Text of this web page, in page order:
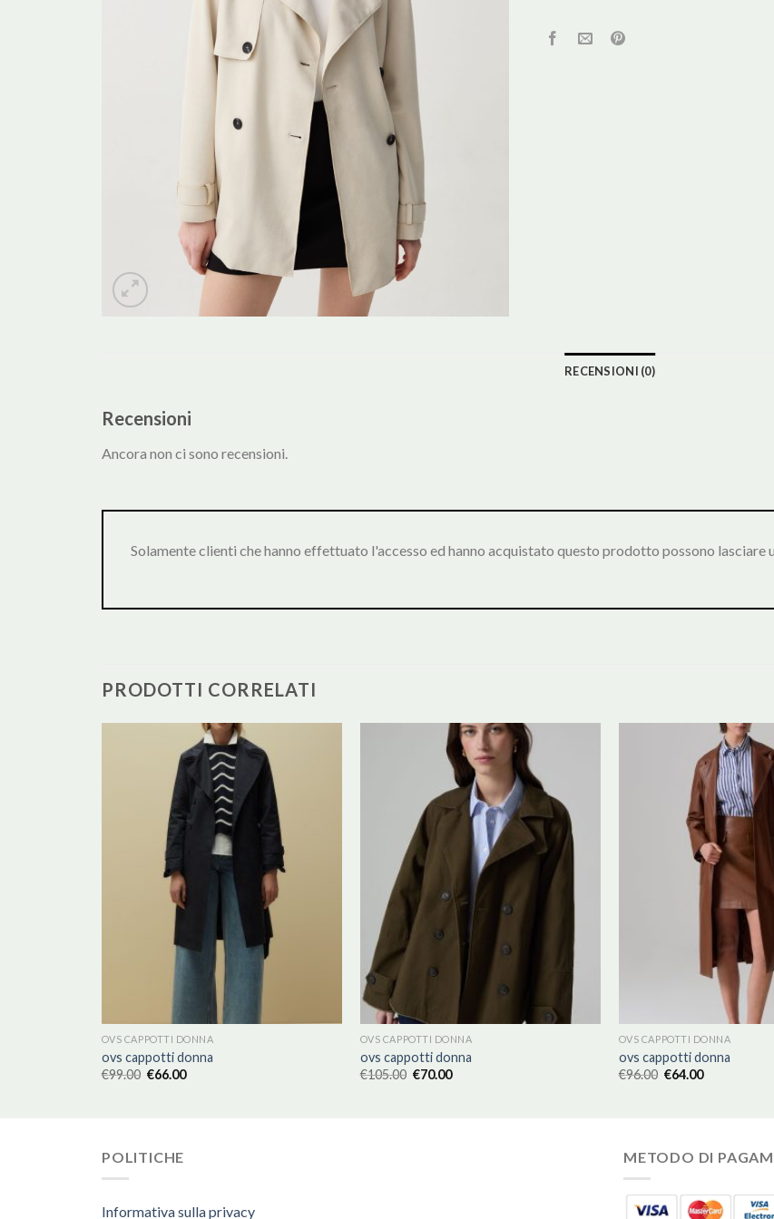
RECENSIONI (0)
Recensioni
Ancora non ci sono recensioni.
Solamente clienti che hanno effettuato l'accesso ed hanno acquistato questo prodotto possono lasciare
PRODOTTI CORRELATI
OVS CAPPOTTI DONNA
ovs cappotti donna
€99.00 €66.00
OVS CAPPOTTI DONNA
ovs cappotti donna
€105.00 €70.00
OVS CAPPOTTI DONNA
ovs cappotti donna
€96.00 €64.00
POLITICHE
Informativa sulla privacy
METODO DI